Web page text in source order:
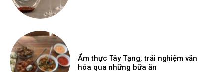
Ẩm thực Tây Tạng, trải nghiệm văn
hóa qua những bữa ăn